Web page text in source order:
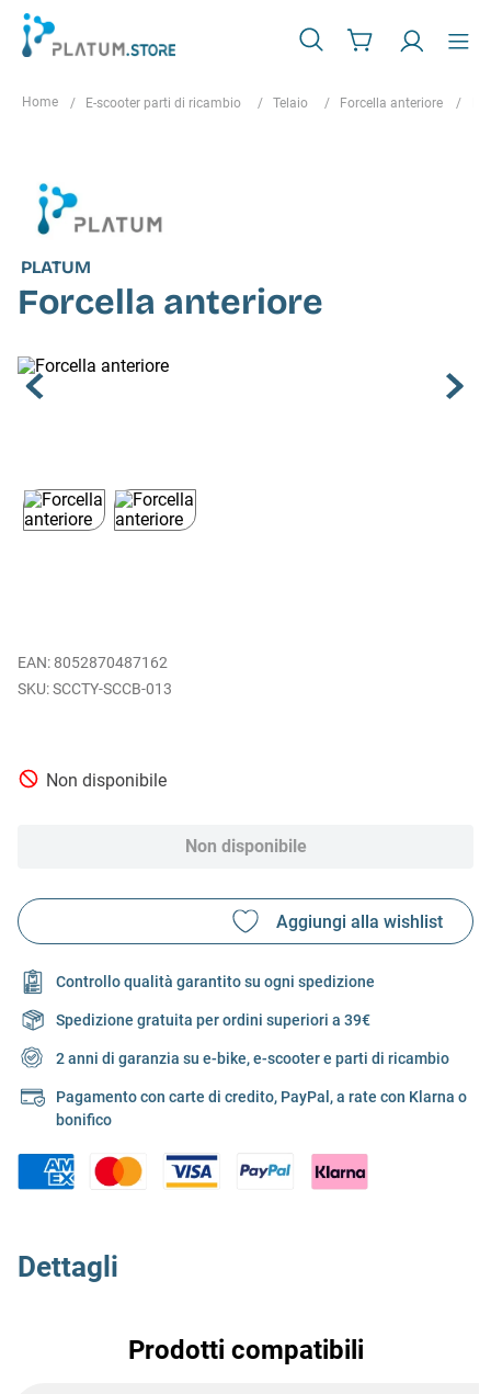
E-scooter parti di ricambio Telaio Forcella anteriore
PLATUM
Forcella anteriore
EAN: 8052870487162
SCCTY-SCCB-013
Non disponibile
Non disponibile
Controllo qualità garantito su ogni spedizione
Spedizione gratuita per ordini superiori a 39€
2 anni di garanzia su e-bike, e-scooter e parti di ricambio
Pagamento con carte di credito, PayPal, a rate con Klarna o
bonifico
Dettagli
Prodotti compatibili